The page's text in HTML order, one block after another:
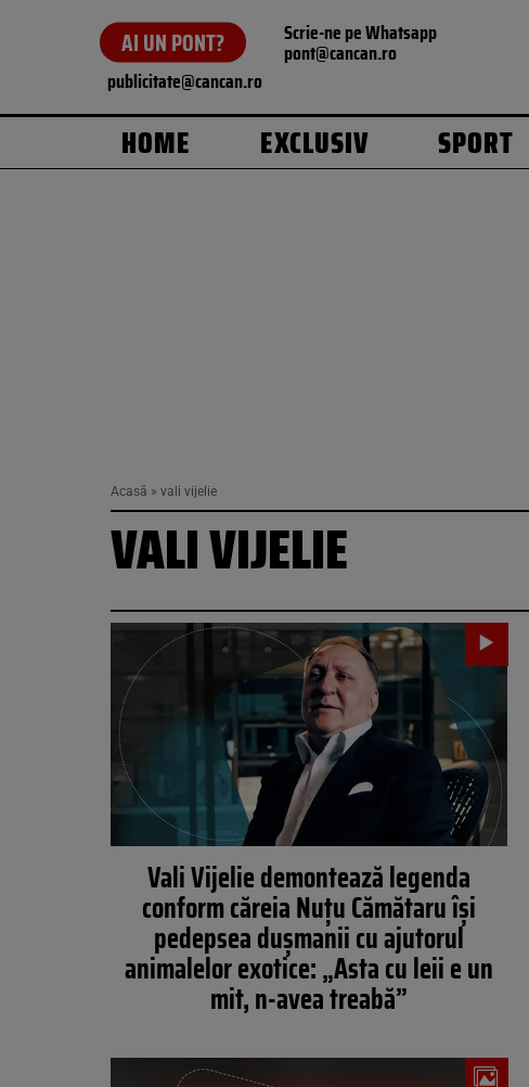
AI UN PONT? Scrie-ne pe Whatsapp
pont@cancan.ro
publicitate@cancan.ro
HOME EXCLUSIV SPORT
Acasă » vali vijelie
VALI VIJELIE
Vali Vijelie demontează legenda
conform căreia Nuțu Cămătaru își
pedepsea dușmanii cu ajutorul
animalelor exotice: „Asta cu leii e un
mit, n-avea treabă”